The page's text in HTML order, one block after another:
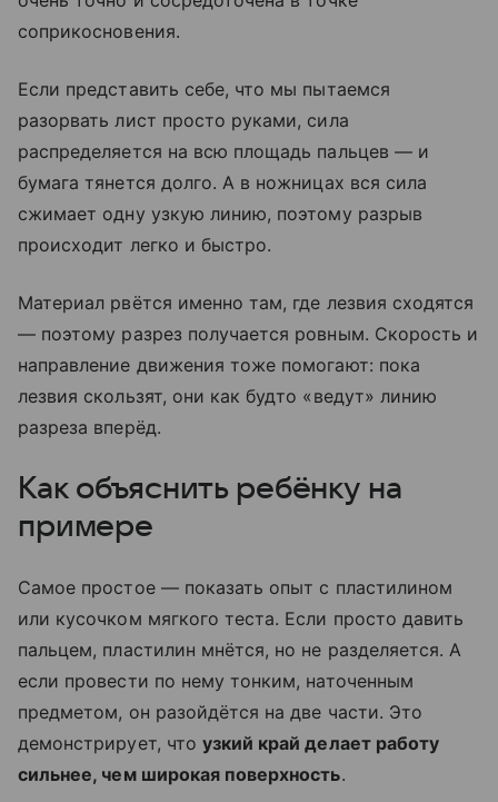
соприкосновения.
Если представить себе, что мы пытаемся
разорвать лист просто руками, сила
распределяется на всю площадь пальцев — и
бумага тянется долго. А в ножницах вся сила
сжимает одну узкую линию, поэтому разрыв
происходит легко и быстро.
Материал рвётся именно там, где лезвия сходятся
— поэтому разрез получается ровным. Скорость и
направление движения тоже помогают: пока
лезвия скользят, они как будто «ведут» линию
разреза вперёд.
Как объяснить ребёнку на
примере
Самое простое — показать опыт с пластилином
или кусочком мягкого теста. Если просто давить
пальцем, пластилин мнётся, но не разделяется. А
если провести по нему тонким, наточенным
предметом, он разойдётся на две части. Это
демонстрирует, что узкий край делает работу
сильнее, чем широкая поверхность.